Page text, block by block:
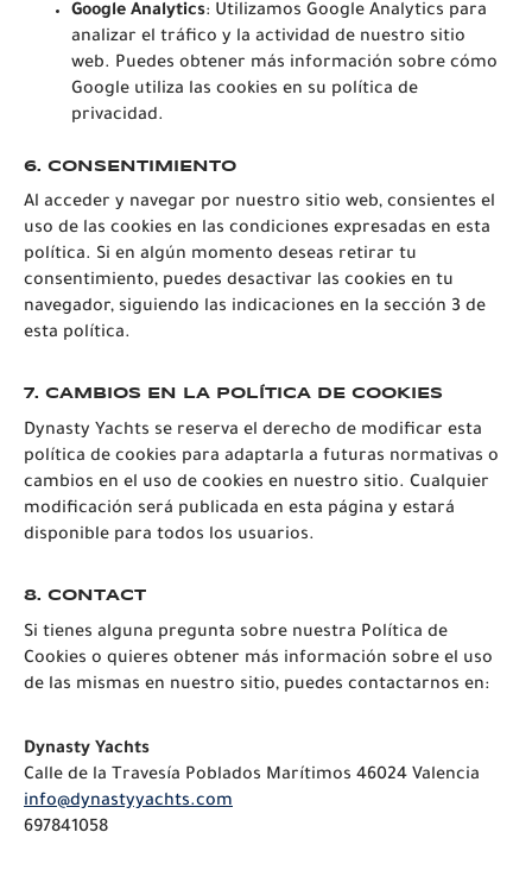
Google Analytics: Utilizamos Google Analytics para
analizar el tráfico y la actividad de nuestro sitio
web. Puedes obtener más información sobre cómo
Google utiliza las cookies en su política de
privacidad.
6. CONSENTIMIENTO
Al acceder y navegar por nuestro sitio web, consientes el
uso de las cookies en las condiciones expresadas en esta
política. Si en algún momento deseas retirar tu
consentimiento, puedes desactivar las cookies en tu
navegador, siguiendo las indicaciones en la sección 3 de
esta política.
7. CAMBIOS EN LA POLÍTICA DE COOKIES
Dynasty Yachts se reserva el derecho de modificar esta
política de cookies para adaptarla a futuras normativas o
cambios en el uso de cookies en nuestro sitio. Cualquier
modificación será publicada en esta página y estará
disponible para todos los usuarios.
8. CONTACT
Si tienes alguna pregunta sobre nuestra Política de
Cookies o quieres obtener más información sobre el uso
de las mismas en nuestro sitio, puedes contactarnos en:
Dynasty Yachts
Calle de la Travesía Poblados Marítimos 46024 Valencia
info@dynastyyachts.com
697841058